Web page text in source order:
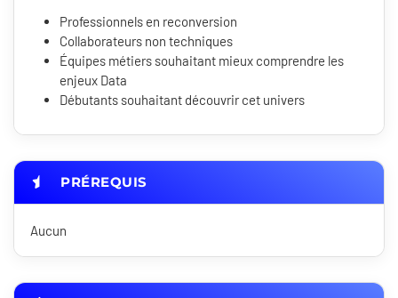
Professionnels en reconversion
Collaborateurs non techniques
Équipes métiers souhaitant mieux comprendre les
enjeux Data
Débutants souhaitant découvrir cet univers
PRÉREQUIS
Aucun